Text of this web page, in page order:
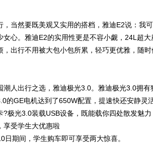
，当然要既美观又实用的搭档，雅迪E2说：我
女心。雅迪E2的实用性更是不容小觑，24L超
，出行不用被大包小包所累，轻巧更优雅，随
潮人出行之选，雅迪极光3.0。雅迪极光3.0拥
的GE电机达到了650W配置，提速快还安静
?极光3.0装载USB设备，既能载你四处散发魅
享受学生大优惠啦
日期间，学生购车即可享受两大惊喜。